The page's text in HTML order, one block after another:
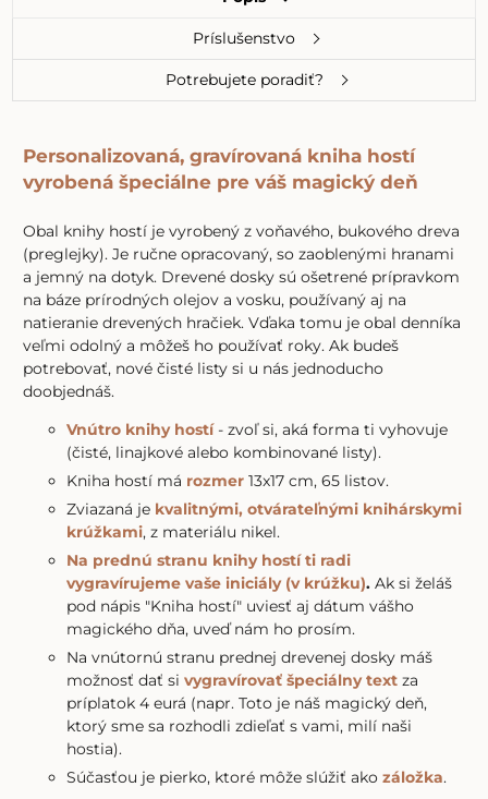
Príslušenstvo
Potrebujete poradiť?
Personalizovaná, gravírovaná kniha hostí
vyrobená špeciálne pre váš magický deň
Obal knihy hostí je vyrobený z voňavého, bukového dreva
(preglejky). Je ručne opracovaný, so zaoblenými hranami
a jemný na dotyk. Drevené dosky sú ošetrené prípravkom
na báze prírodných olejov a vosku, používaný aj na
natieranie drevených hračiek. Vďaka tomu je obal denníka
veľmi odolný a môžeš ho používať roky. Ak budeš
potrebovať, nové čisté listy si u nás jednoducho
doobjednáš.
Vnútro knihy hostí - zvoľ si, aká forma ti vyhovuje
(čisté, linajkové alebo kombinované listy).
Kniha hostí má rozmer 13x17 cm, 65 listov.
Zviazaná je kvalitnými, otvárateľnými knihárskymi
krúžkami, z materiálu nikel.
Na prednú stranu knihy hostí ti radi
vygravírujeme vaše iniciály (v krúžku). Ak si želáš
pod nápis "Kniha hostí" uviesť aj dátum vášho
magického dňa, uveď nám ho prosím.
Na vnútornú stranu prednej drevenej dosky máš
možnosť dať sivygravírovať špeciálny text za
príplatok 4 eurá (napr. Toto je náš magický deň,
ktorý sme sa rozhodli zdieľať s vami, milí naši
hostia).
Súčasťou je pierko, ktoré môže slúžiť akozáložka.